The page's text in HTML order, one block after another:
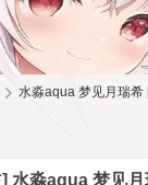
水淼aqua 梦见月瑞希
水淼aqua 梦见